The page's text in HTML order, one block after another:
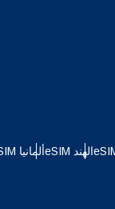
الهند eSIM ألمانيا eSIM